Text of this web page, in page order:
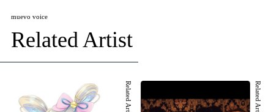
muevo voice
Related Artist